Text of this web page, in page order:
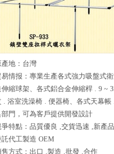
產地：台灣
易情报：專業生產各式強力吸盤式
伸縮球架、各式鋁合金伸縮桿 . 9 ~
. 浴室洗澡椅 . 便器椅、各式天幕
部門，可為客戶提供開發設計
爭特點：品質優良 ,交貨迅速 ,新產
託代工製造 OEM
售方式：出口 ,製造 ,批發 ,合作